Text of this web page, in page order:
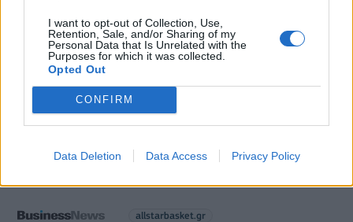
I want to opt-out of Collection, Use,
Retention, Sale, and/or Sharing of my
Personal Data that Is Unrelated with the
Purposes for which it was collected.
Opted Out
CONFIRM
Data Deletion Data Access Privacy Policy
DIRECTION BUSINESS NETWORK
allstarbasket.gr
συμμετοχή στο WNBA!
allstarbasket.gr